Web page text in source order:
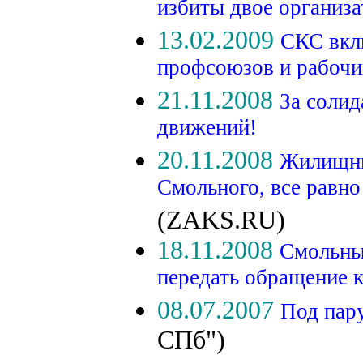
избиты двое
13.02.2009 СКС
профсоюзов и
21.11.2008 За
движений!
20.11.2008
Смольного, все
(ZAKS.RU)
18.11.2008
передать обращение
08.07.2007 Под
СПб")